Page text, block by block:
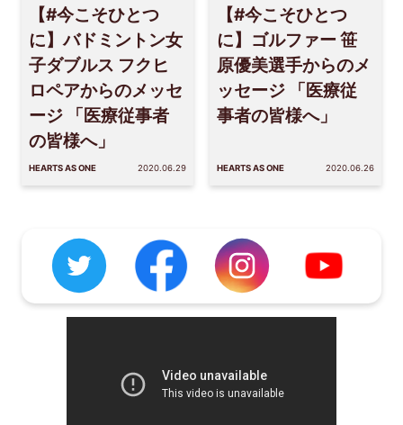
【#今こそひとつ
に】バドミントン女
子ダブルス フクヒ
ロペアからのメッセ
ージ 「医療従事者
の皆様へ」
HEARTS AS ONE 2020.06.29
【#今こそひとつ
に】ゴルファー 笹
原優美選手からのメ
ッセージ 「医療従
事者の皆様へ」
HEARTS AS ONE 2020.06.26